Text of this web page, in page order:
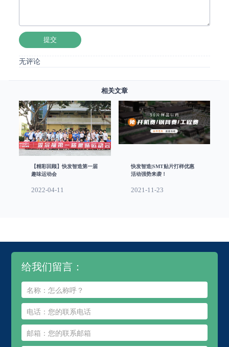
提交
无评论
相关文章
【精彩回顾】快发智造第一届
趣味运动会
2022-04-11
快发智造|SMT贴片打样优惠
活动强势来袭！
2021-11-23
给我们留言：